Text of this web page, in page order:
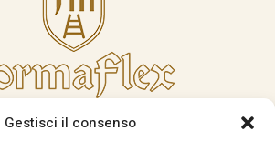
Gestisci il consenso